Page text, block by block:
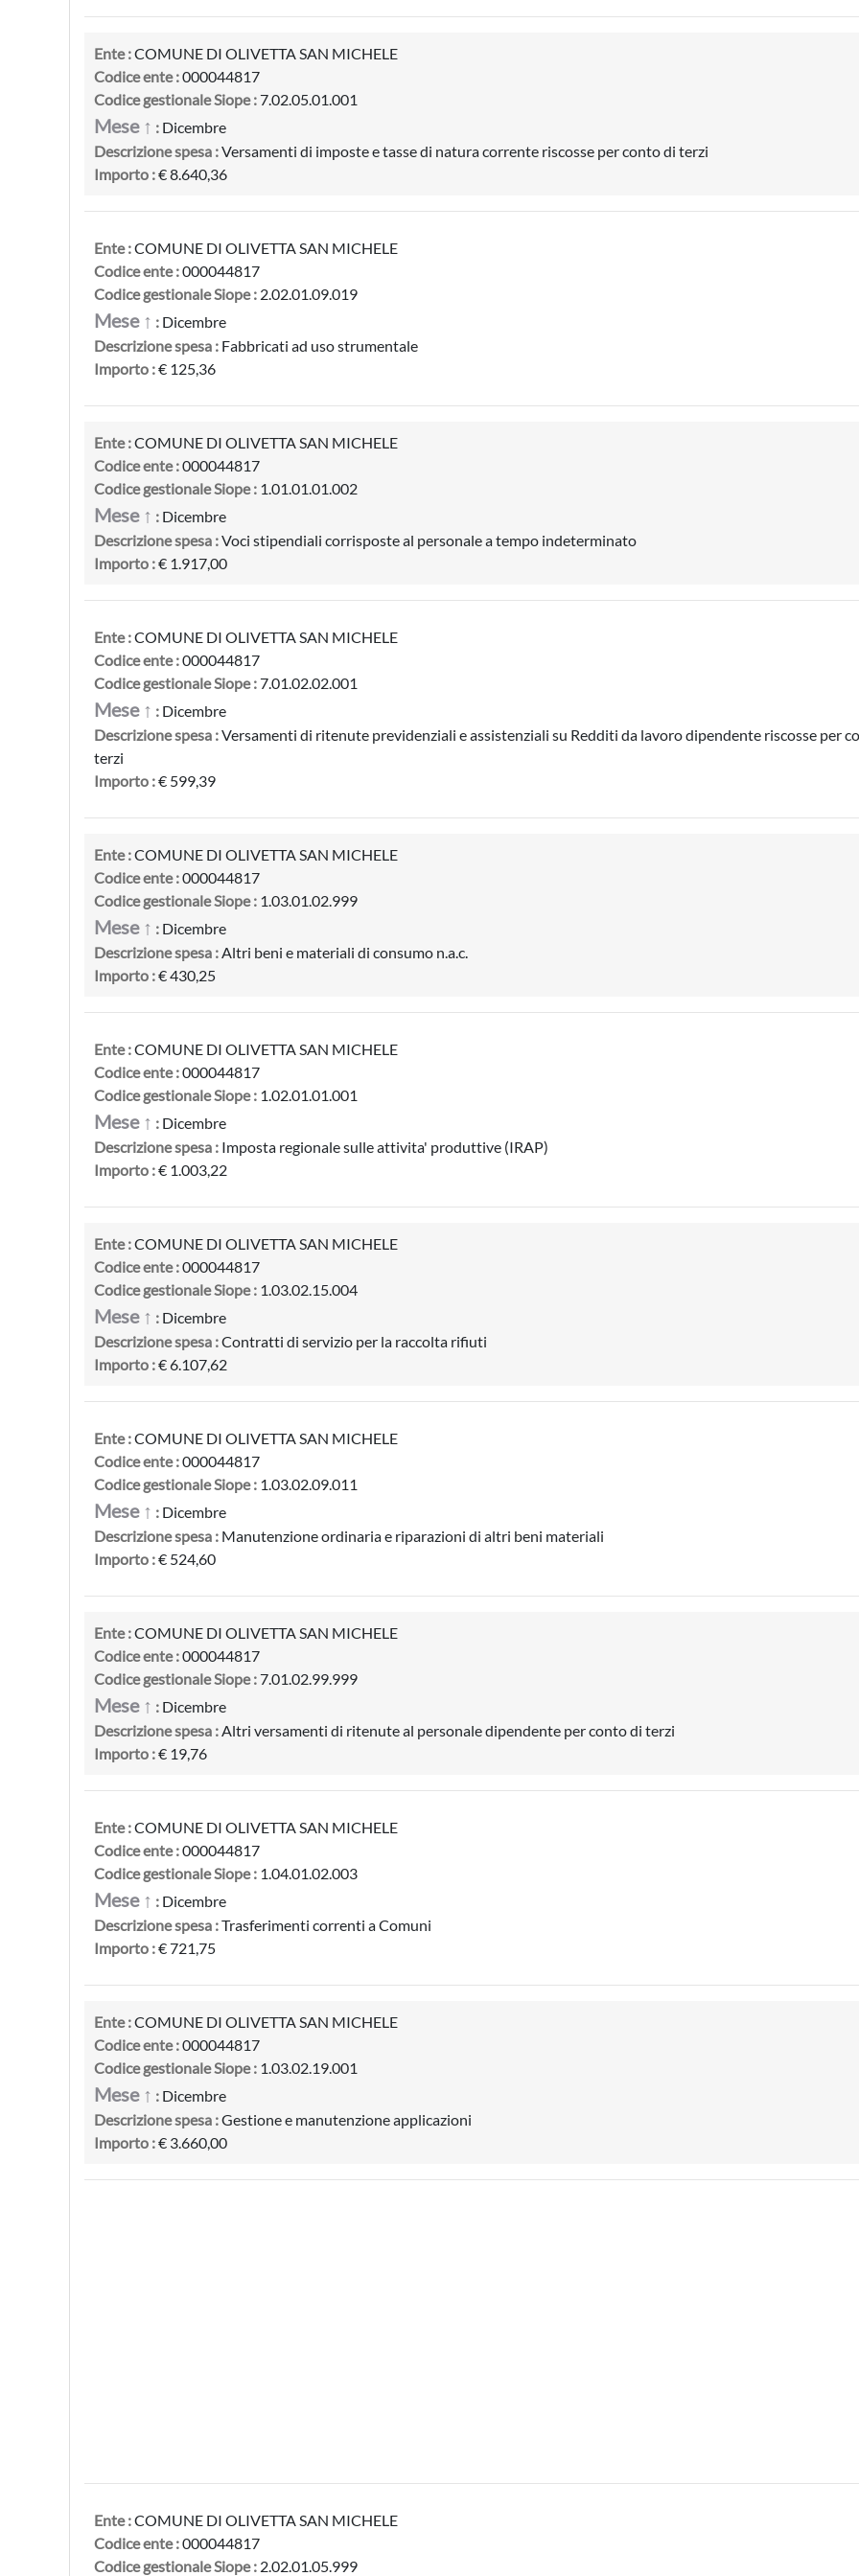
Ente :COMUNE DI OLIVETTA SAN MICHELE
Codice ente :000044817
Codice gestionale Siope :7.02.05.01.001
Mese ↑ : Dicembre
Descrizione spesa :Versamenti di imposte e tasse di natura corrente riscosse per conto di terzi
Importo :€ 8.640,36
Ente :COMUNE DI OLIVETTA SAN MICHELE
Codice ente :000044817
Codice gestionale Siope : 2.02.01.09.019
Mese ↑ : Dicembre
Descrizione spesa : Fabbricati ad uso strumentale
Importo :€ 125,36
Ente :COMUNE DI OLIVETTA SAN MICHELE
Codice ente :000044817
Codice gestionale Siope : 1.01.01.01.002
Mese ↑ : Dicembre
Descrizione spesa :Voci stipendiali corrisposte al personale a tempo indeterminato
Importo :€ 1.917,00
Ente :COMUNE DI OLIVETTA SAN MICHELE
Codice ente :000044817
Codice gestionale Siope :7.01.02.02.001
Mese ↑ : Dicembre
Descrizione spesa :Versamenti di ritenute previdenziali e assistenziali su Redditi da lavoro dipendente riscosse per
terzi
Importo :€ 599,39
Ente :COMUNE DI OLIVETTA SAN MICHELE
Codice ente :000044817
Codice gestionale Siope : 1.03.01.02.999
Mese ↑ : Dicembre
Descrizione spesa :Altri beni e materiali di consumo n.a.c.
Importo :€ 430,25
Ente :COMUNE DI OLIVETTA SAN MICHELE
Codice ente :000044817
Codice gestionale Siope : 1.02.01.01.001
Mese ↑ : Dicembre
Descrizione spesa : Imposta regionale sulle attivita' produttive (IRAP)
Importo :€ 1.003,22
Ente :COMUNE DI OLIVETTA SAN MICHELE
Codice ente :000044817
Codice gestionale Siope : 1.03.02.15.004
Mese ↑ : Dicembre
Descrizione spesa :Contratti di servizio per la raccolta rifiuti
Importo :€ 6.107,62
Ente :COMUNE DI OLIVETTA SAN MICHELE
Codice ente :000044817
Codice gestionale Siope : 1.03.02.09.011
Mese ↑ : Dicembre
Descrizione spesa : Manutenzione ordinaria e riparazioni di altri beni materiali
Importo :€ 524,60
Ente :COMUNE DI OLIVETTA SAN MICHELE
Codice ente :000044817
Codice gestionale Siope :7.01.02.99.999
Mese ↑ : Dicembre
Descrizione spesa :Altri versamenti di ritenute al personale dipendente per conto di terzi
Importo :€ 19,76
Ente :COMUNE DI OLIVETTA SAN MICHELE
Codice ente :000044817
Codice gestionale Siope : 1.04.01.02.003
Mese ↑ : Dicembre
Descrizione spesa :Trasferimenti correnti a Comuni
Importo :€ 721,75
Ente :COMUNE DI OLIVETTA SAN MICHELE
Codice ente :000044817
Codice gestionale Siope : 1.03.02.19.001
Mese ↑ : Dicembre
Descrizione spesa :Gestione e manutenzione applicazioni
Importo :€ 3.660,00
Ente :COMUNE DI OLIVETTA SAN MICHELE
Codice ente :000044817
Codice gestionale Siope : 2.02.01.05.999